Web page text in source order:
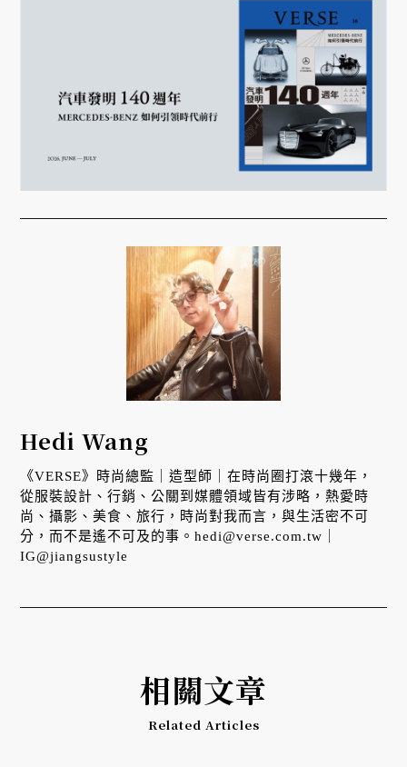
Hedi Wang
《VERSE》時尚總監｜造型師｜在時尚圈打滾十幾年，
從服裝設計、行銷、公關到媒體領域皆有涉略，熱愛時
尚、攝影、美食、旅行，時尚對我而言，與生活密不可
分，而不是遙不可及的事。hedi@verse.com.tw｜
IG@jiangsustyle
相關文章
Related Articles